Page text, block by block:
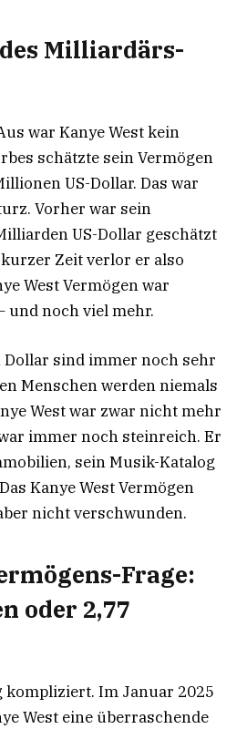
Milliardärs-
war Kanye West kein
schätzte sein Vermögen
US-Dollar. Das war
Vorher war sein
US-Dollar geschätzt
Zeit verlor er also
West Vermögen war
und noch viel mehr.
sind immer noch sehr
Menschen werden niemals
West war zwar nicht mehr
immer noch steinreich. Er
sein Musik-Katalog
Kanye West Vermögen
nicht verschwunden.
Frage:
oder 2,77
Im Januar 2025
West eine überraschende